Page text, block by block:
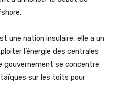
une nation insulaire, elle a un
l’énergie des centrales
gouvernement se concentre
sur les toits pour